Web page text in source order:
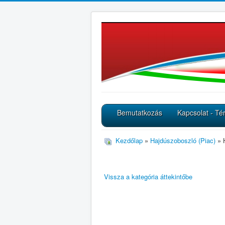
Bemutatkozás Kapcsolat -
Kezdőlap » Hajdúszoboszló (Piac) »
Vissza a kategória áttekintőbe